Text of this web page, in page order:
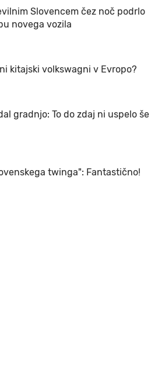
Slovencem čez noč podrlo
novega vozila
kitajski volkswagni v Evropo?
gradnjo: To do zdaj ni uspelo še
twinga": Fantastično!